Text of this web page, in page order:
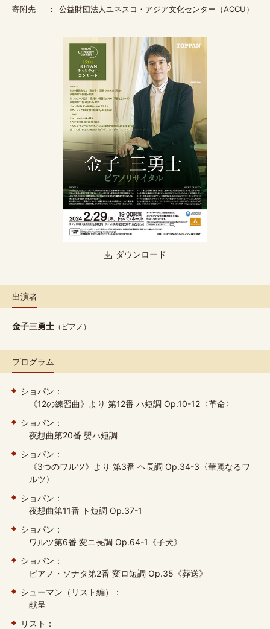
寄附先 公益財団法人ユネスコ・アジア文化センター（ACCU）
出演者
金子三勇士 （ピアノ）
ダウンロード
プログラム
ショパン：
《12の練習曲》より 第12番 ハ短調 Op.10-12〈革命〉
ショパン：
夜想曲第20番 嬰ハ短調
ショパン：
《3つのワルツ》より 第3番 ヘ長調 Op.34-3〈華麗なるワ
ルツ〉
ショパン：
夜想曲第11番 ト短調 Op.37-1
ショパン：
ワルツ第6番 変ニ長調 Op.64-1《子犬》
ショパン：
ピアノ・ソナタ第2番 変ロ短調 Op.35《葬送》
シューマン（リスト編）：
献呈
リスト：